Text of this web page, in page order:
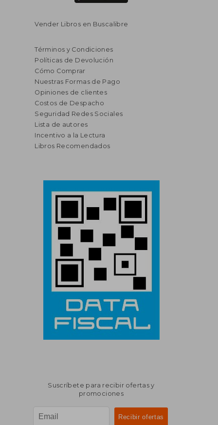
Vender Libros en Buscalibre
Términos y Condiciones
Políticas de Devolución
Cómo Comprar
Nuestras Formas de Pago
Opiniones de clientes
Costos de Despacho
Seguridad Redes Sociales
Lista de autores
Incentivo a la Lectura
Libros Recomendados
Suscríbete para recibir ofertas y
promociones